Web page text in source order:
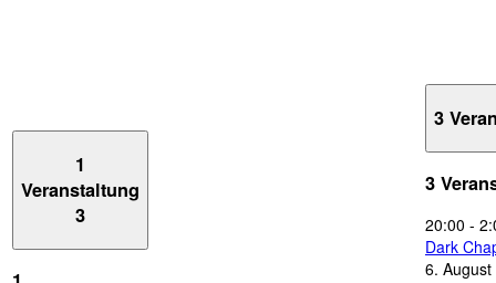
1
Veranstaltung
3
3
3
20:00 -
Dark
6.